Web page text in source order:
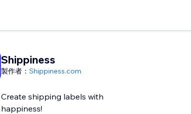
Shippiness
製作者： Shippiness.com
Create shipping labels with
happiness!